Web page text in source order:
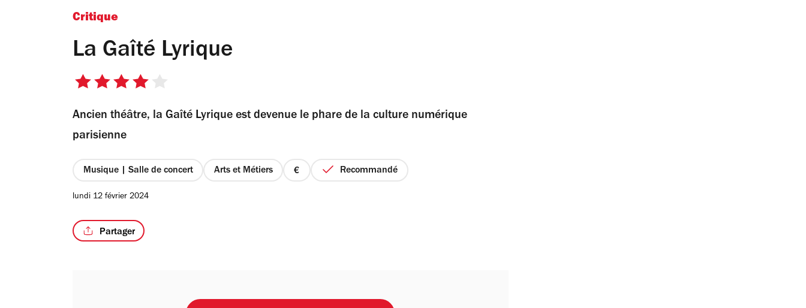
Critique
La Gaîté Lyrique
4
5
Ancien théâtre, la Gaîté Lyrique est devenue le phare de la culture numérique
parisienne
Musique | Salle de concert Arts et Métiers
prix
Recommandé
lundi 12 février 2024
Partager